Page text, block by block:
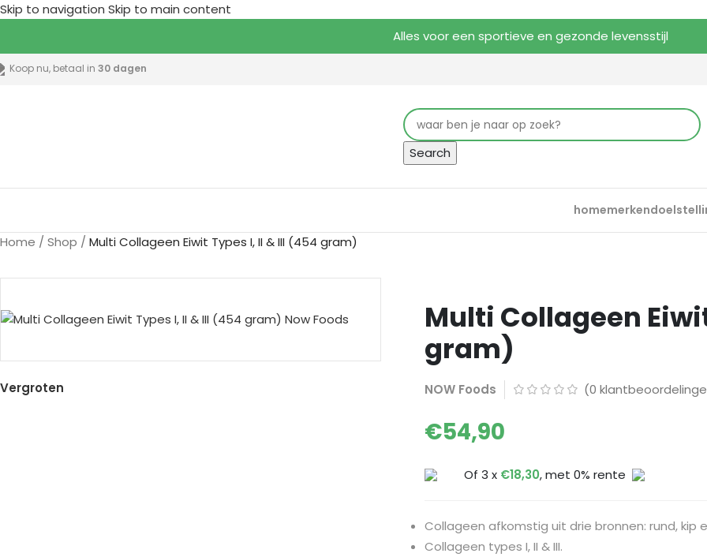
Skip to navigation Skip to main content
Alles voor een sportieve en gezonde levensstijl
Koop nu, betaal in 30 dagen
Search
homemerken
Home / Shop / Multi Collageen Eiwit Types I, II & III (454 gram)
Vergroten
Multi Collageen
gram)
NOW Foods (0
€54,90
Of 3 x €18,30, met 0% rente
Collageen afkomstig uit drie bronnen: rund, kip
Collageen types I, II & III.